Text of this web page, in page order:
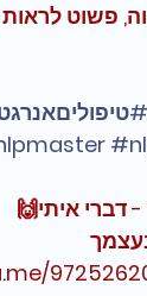
פשוט
דברי איתי🙌